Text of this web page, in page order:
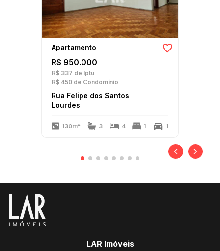
Apartamento
R$ 950.000
R$ 337 de Iptu
R$ 450 de Condomínio
Rua Felipe dos Santos
Lourdes
130m² 3 4 1 1
LAR Imóveis